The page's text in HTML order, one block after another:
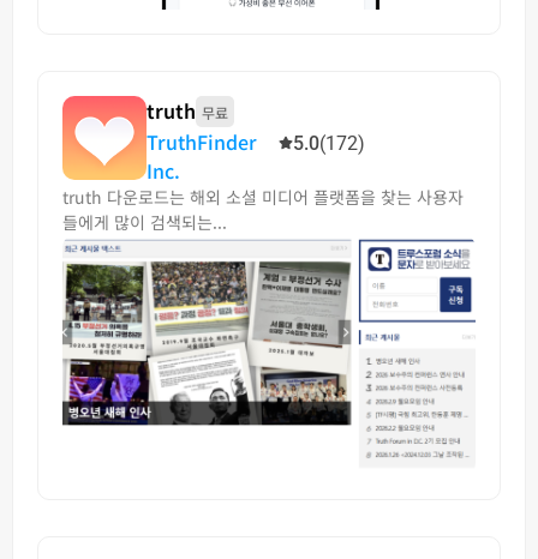
truth 무료
TruthFinder
Inc.
5.0(172)
truth 다운로드는 해외 소셜 미디어 플랫폼을 찾는 사용자
들에게 많이 검색되는...